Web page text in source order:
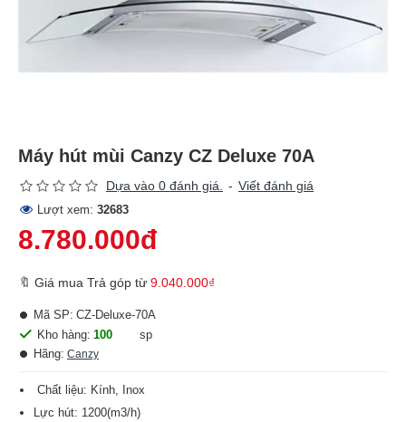
Máy hút mùi Canzy CZ Deluxe 70A
Dựa vào 0 đánh giá. - Viết đánh giá
Lượt xem: 32683
8.780.000đ
🔖 Giá mua Trả góp từ 9.040.000₫
Kho hàng: 100
sp
Hãng: Canzy
Mã SP: CZ-Deluxe-70A
Chất liệu: Kính, Inox
Lực hút: 1200(m3/h)